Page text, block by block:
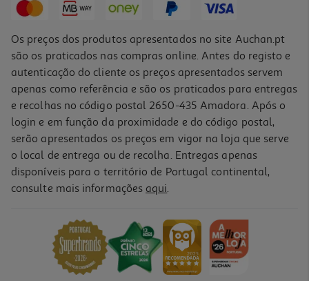
Spray Bostik Metal Prata 400ml
Os preços dos produtos apresentados no site Auchan.pt
são os praticados nas compras online. Antes do registo e
autenticação do cliente os preços apresentados servem
apenas como referência e são os praticados para entregas
e recolhas no código postal 2650-435 Amadora. Após o
login e em função da proximidade e do código postal,
serão apresentados os preços em vigor na loja que serve
o local de entrega ou de recolha. Entregas apenas
disponíveis para o território de Portugal continental,
consulte mais informações aqui.